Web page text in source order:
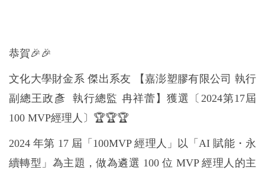
恭賀🎉🎉
文化大學財金系 傑出系友 【嘉澎塑膠有限公司 執行
副總王政彥 執行總監 冉祥蕾】獲選〔2024第17屆
100 MVP經理人〕 🏆🏆🏆
2024 年第 17 屆「100MVP 經理人」以「AI 賦能・永
續轉型」為主題，做為遴選 100 位 MVP 經理人的主